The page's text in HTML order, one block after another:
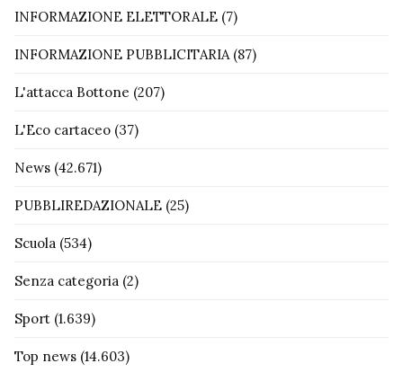
INFORMAZIONE ELETTORALE (7)
INFORMAZIONE PUBBLICITARIA(87)
L'attacca Bottone (207)
L'Eco cartaceo (37)
News (42.671)
PUBBLIREDAZIONALE (25)
Scuola (534)
Senza categoria (2)
Sport (1.639)
Top news (14.603)